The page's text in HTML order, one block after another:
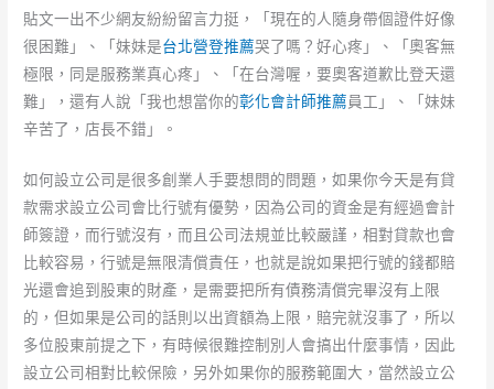
貼文一出不少網友紛紛留言力挺，「現在的人隨身帶個證件好像
很困難」、「妹妹是台北營登推薦哭了嗎？好心疼」、「奧客無
極限，同是服務業真心疼」、「在台灣喔，要奧客道歉比登天還
難」，還有人說「我也想當你的彰化會計師推薦員工」、「妹妹
辛苦了，店長不錯」。
如何設立公司是很多創業人手要想問的問題，如果你今天是有貸
款需求設立公司會比行號有優勢，因為公司的資金是有經過會計
師簽證，而行號沒有，而且公司法規並比較嚴謹，相對貸款也會
比較容易，行號是無限清償責任，也就是說如果把行號的錢都賠
光還會追到股東的財產，是需要把所有債務清償完畢沒有上限
的，但如果是公司的話則以出資額為上限，賠完就沒事了，所以
多位股東前提之下，有時候很難控制別人會搞出什麼事情，因此
設立公司相對比較保險，另外如果你的服務範圍大，當然設立公